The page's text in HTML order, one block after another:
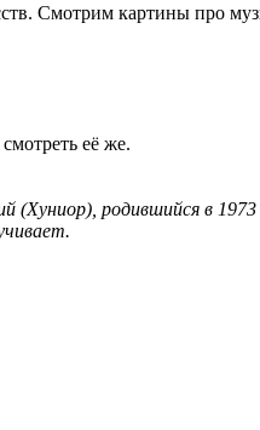
Смотрим картины про
её же.
родившийся в